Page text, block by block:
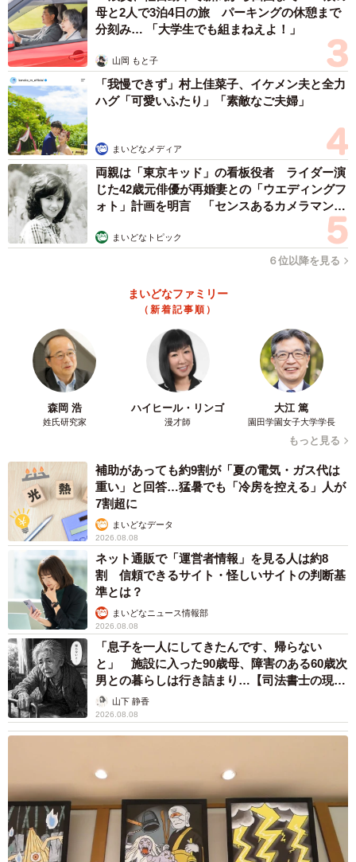
母と2人で3泊4日の旅 パーキングの休憩まで
分刻み… 「大学生でも組まねえよ！」
山岡 もと子
「我慢できず」村上佳菜子、イケメン夫と全力
ハグ「可愛いふたり」「素敵なご夫婦」
まいどなメディア
両親は「東京キッド」の看板役者 ライダー演
じた42歳元俳優が再婚妻との「ウエディングフ
ォト」計画を明言 「センスあるカメラマン求
まいどなトピック
６位以降を見る
まいどなファミリー
（新着記事順）
森岡 浩
姓氏研究家
ハイヒール・リンゴ
漫才師
大江 篤
園田学園女子大学学長
もっと見る
補助があっても約9割が「夏の電気・ガス代は
重い」と回答…猛暑でも「冷房を控える」人が
7割超に
まいどなデータ
2026.08.08
ネット通販で「運営者情報」を見る人は約8
割 信頼できるサイト・怪しいサイトの判断基
準とは？
まいどなニュース情報部
2026.08.08
「息子を一人にしてきたんです、帰らない
と」 施設に入った90歳母、障害のある60歳次
男との暮らしは行き詰まり…【司法書士の現場
から】山下 静香
2026.08.08